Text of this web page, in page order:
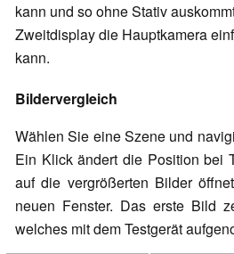
kann und so ohne Stativ
Zweitdisplay die Hauptkamera
kann.
Bildervergleich
Wählen Sie eine Szene und
Ein Klick ändert die Position bei
auf die vergrößerten Bilder
neuen Fenster. Das erste Bild
welches mit dem Testgerät